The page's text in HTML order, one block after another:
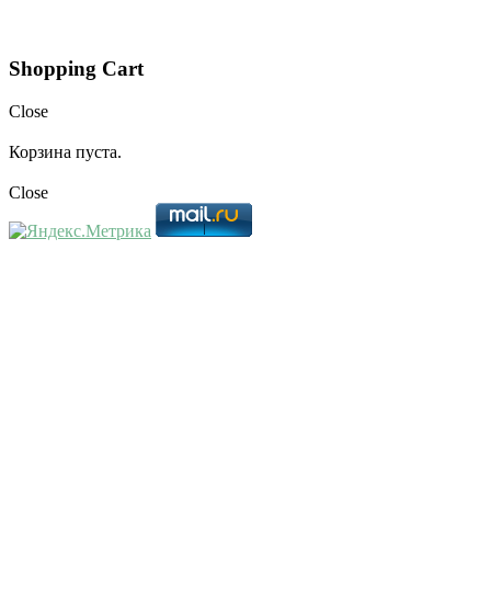
Shopping Cart
Close
Корзина пуста.
Close